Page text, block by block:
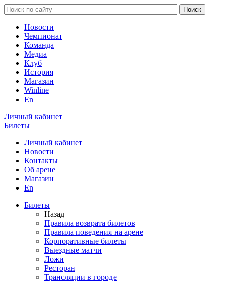
Новости
Чемпионат
Команда
Медиа
Клуб
История
Магазин
Winline
En
Личный кабинет
Билеты
Личный кабинет
Новости
Контакты
Об арене
Магазин
En
Билеты
Назад
Правила возврата билетов
Правила поведения на арене
Корпоративные билеты
Выездные матчи
Ложи
Ресторан
Трансляции в городе